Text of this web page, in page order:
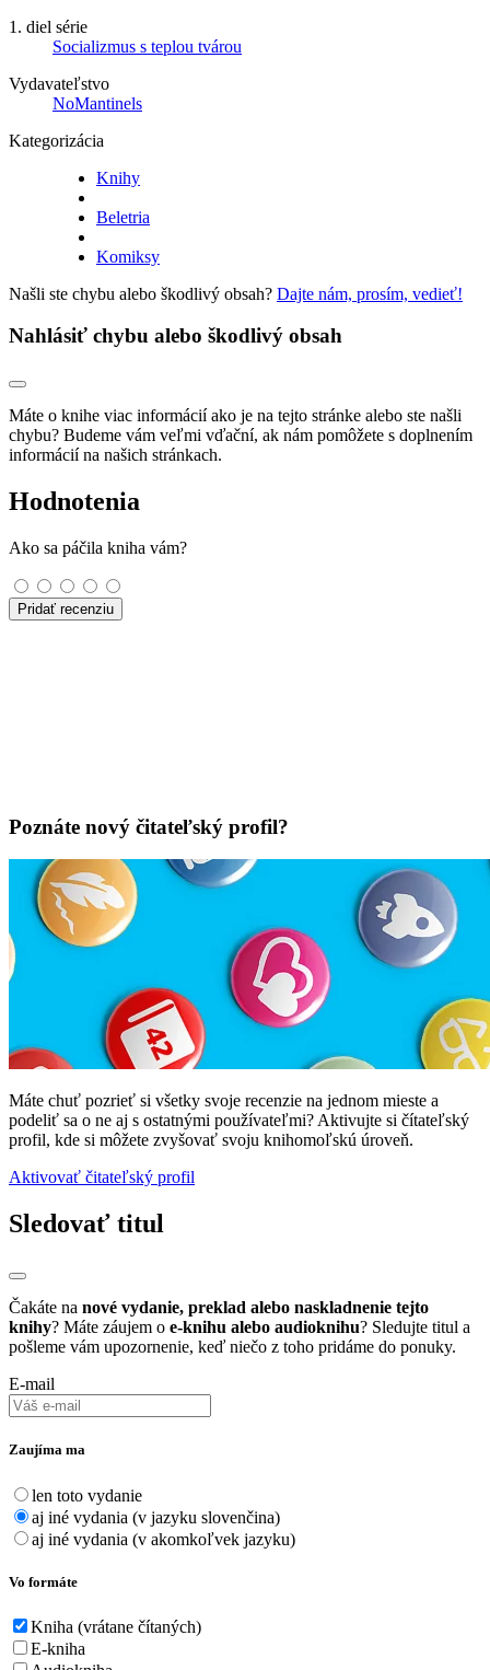
1. diel série
Socializmus s teplou tvárou
Vydavateľstvo
NoMantinels
Kategorizácia
Knihy
Beletria
Komiksy
Našli ste chybu alebo škodlivý obsah? Dajte nám, prosím, vedieť!
Nahlásiť chybu alebo škodlivý obsah
Máte o knihe viac informácií ako je na tejto stránke alebo ste našli
chybu? Budeme vám veľmi vďační, ak nám pomôžete s doplnením
informácií na našich stránkach.
Hodnotenia
Ako sa páčila kniha vám?
Pridať recenziu
Poznáte nový čitateľský profil?
Máte chuť pozrieť si všetky svoje recenzie na jednom mieste a
podeliť sa o ne aj s ostatnými používateľmi? Aktivujte si čítateľský
profil, kde si môžete zvyšovať svoju knihomoľskú úroveň.
Aktivovať čitateľský profil
Sledovať titul
Čakáte na nové vydanie, preklad alebo naskladnenie tejto
knihy? Máte záujem o e-knihu alebo audioknihu? Sledujte titul a
pošleme vám upozornenie, keď niečo z toho pridáme do ponuky.
E-mail
Zaujíma ma
len toto vydanie
aj iné vydania (v jazyku slovenčina)
aj iné vydania (v akomkoľvek jazyku)
Vo formáte
Kniha (vrátane čítaných)
E-kniha